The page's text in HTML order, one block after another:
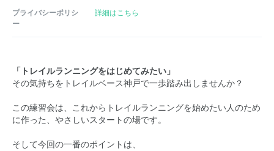
プライバシーポリシ
ー
詳細はこちら
「トレイルランニングをはじめてみたい」
その気持ちをトレイルベース神戸で一歩踏み出しませんか？
この練習会は、これからトレイルランニングを始めたい人のため
に作った、やさしいスタートの場です。
そして今回の一番のポイントは、